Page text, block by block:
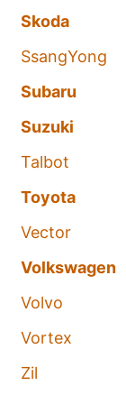
Skoda
SsangYong
Subaru
Suzuki
Talbot
Toyota
Vector
Volkswagen
Volvo
Vortex
Zil